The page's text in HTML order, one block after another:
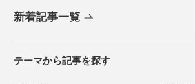
新着記事一覧
テーマから記事を探す